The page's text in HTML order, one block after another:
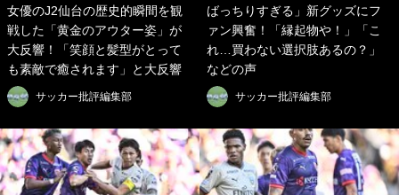
女優のJ2仙台の歴史的瞬間を観
戦した「黄金のアウター姿」が
大反響！「笑顔と髪型がとって
も素敵で癒されます」と大反響
サッカー批評編集部
ばっちりすぎる」新グッズにフ
ァン興奮！「縁起物や！」「こ
れ…買わない選択肢あるの？」
などの声
サッカー批評編集部